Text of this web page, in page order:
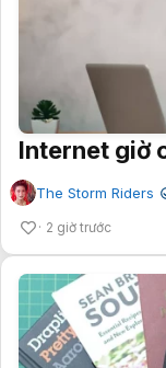
Internet giờ
The Storm Riders
2 giờ trước